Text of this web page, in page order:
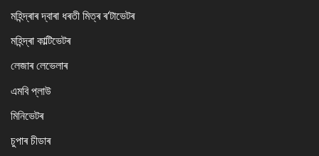
মহিন্দ্ৰাৰ দ্বাৰা ধৰতী মিত্ৰ ৰ'টাভেটৰ
মহিন্দ্ৰা কাল্টিভেটৰ
লেজাৰ লেভেলাৰ
এমবি প্লাউ
মিনিভেটৰ
চুপাৰ চীডাৰ